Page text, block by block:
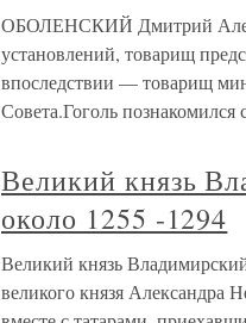
ОБОЛЕНСКИЙ Дмитрий
установлений, товарищ
впоследствии — товарищ
Совета.Гоголь познакомился
Великий князь
около 1255 -1294
Великий князь
великого князя Александра